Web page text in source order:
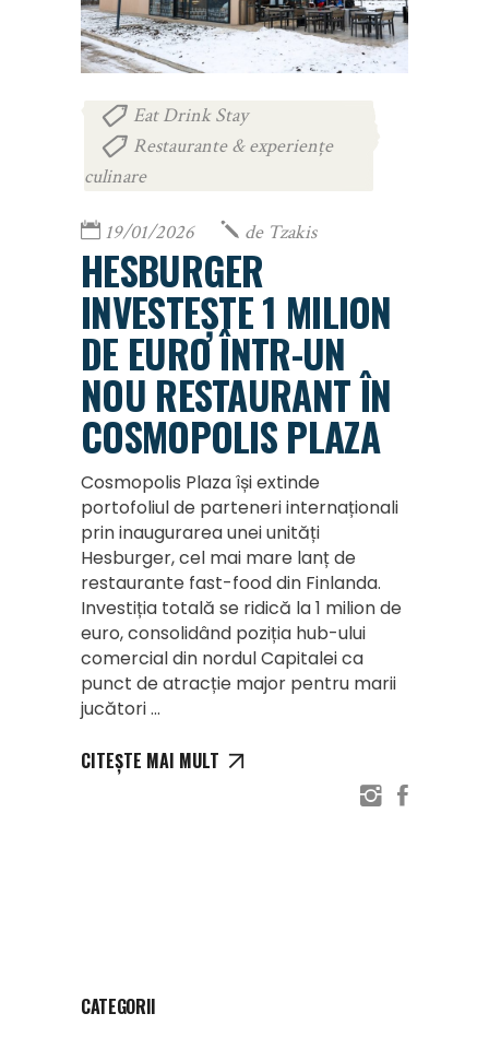
Eat Drink Stay
Restaurante & experiențe
culinare
19/01/2026 de Tzakis
HESBURGER
INVESTEȘTE 1 MILION
DE EURO ÎNTR-UN
NOU RESTAURANT ÎN
COSMOPOLIS PLAZA
Cosmopolis Plaza își extinde
portofoliul de parteneri internaționali
prin inaugurarea unei unități
Hesburger, cel mai mare lanț de
restaurante fast-food din Finlanda.
Investiția totală se ridică la 1 milion de
euro, consolidând poziția hub-ului
comercial din nordul Capitalei ca
punct de atracție major pentru marii
jucători
CITEȘTE MAI MULT
CATEGORII